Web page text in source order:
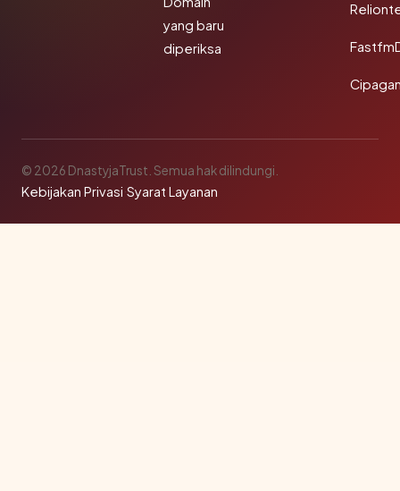
yang baru
diperiksa
© 2026 DnastyjaTrust. Semua hak dilindungi.
Kebijakan Privasi·Syarat Layanan